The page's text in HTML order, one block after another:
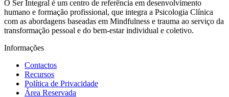
O Ser Integral é um centro de referência em desenvolvimento
humano e formação profissional, que integra a Psicologia Clínica
com as abordagens baseadas em Mindfulness e trauma ao serviço da
transformação pessoal e do bem-estar individual e coletivo.
Informações
Contactos
Recursos
Política de Privacidade
Área Reservada